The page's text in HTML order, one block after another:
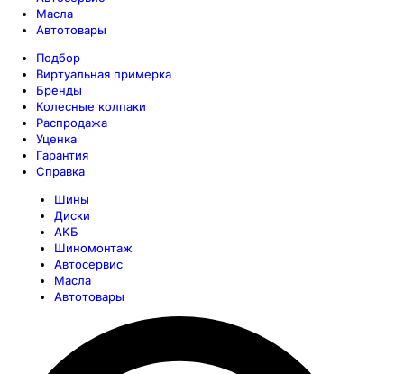
Масла
Автотовары
Подбор
Виртуальная примерка
Бренды
Колесные колпаки
Распродажа
Уценка
Гарантия
Справка
Шины
Диски
АКБ
Шиномонтаж
Автосервис
Масла
Автотовары